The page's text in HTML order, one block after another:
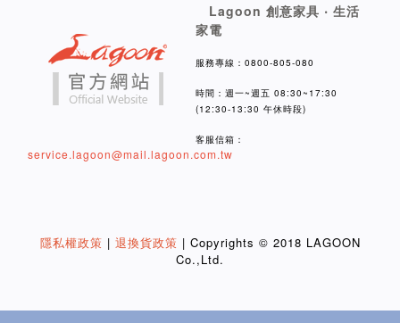
Lagoon 創意家具 ‧ 生活
家電
服務專線：0800-805-080
時間：週一~週五 08:30~17:30
(12:30-13:30 午休時段)
客服信箱：
service.lagoon@mail.lagoon.com.tw
隱私權政策 | 退換貨政策 | Copyrights © 2018 LAGOON
Co.,Ltd.